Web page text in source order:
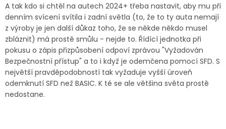
A tak kdo si chtěl na autech 2024+ třeba nastavit, aby mu při
denním svícení svítila i zadní světla (to, že to ty auta nemají
z výroby je jen další důkaz toho, že se někde někdo musel
zbláznit) má prostě smůlu - nejde to. Řídící jednotka při
pokusu o zápis přizpůsobení odpoví zprávou "Vyžadován
Bezpečnostní přístup" a to i když je odemčena pomocí SFD. S
největší pravděpodobností tak vyžaduje vyšší úroveň
odemknutí SFD než BASIC. K té se ale většina světa prostě
nedostane.